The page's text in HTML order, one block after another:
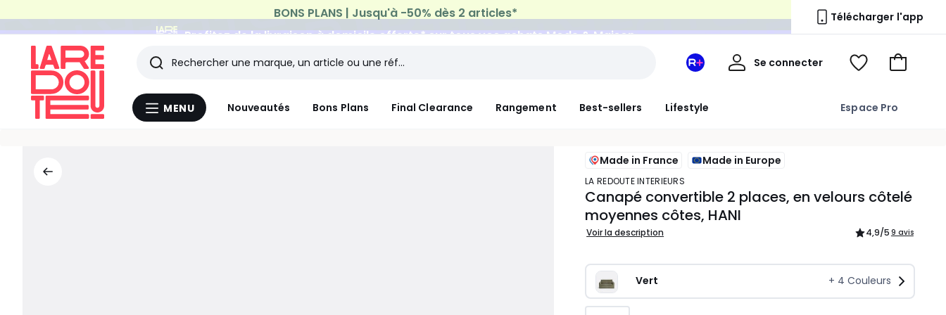
Profitez de la livraison à domicile offerte*sur tous vos achats Mode & Maison Télécharger l'app
Menu
MENU Nouveautés Bons Plans Final Clearance Rangement Best-sellers Lifestyle Espace Pro
Rechercher
Les
derniers
Mon
Redoute
Se connecter
Mon
Voir
Aller
Made in France Made in Europe
LA REDOUTE INTERIEURS
Canapé convertible 2 places, en velours côtelé
moyennes côtes, HANI
Voir la description 4,9/5 9 avis
Vert + 4 Couleurs